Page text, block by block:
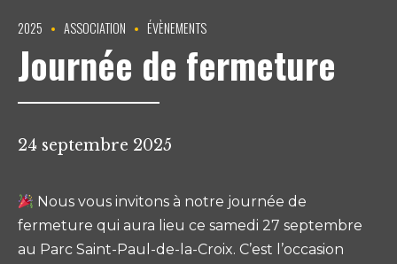
2025 ASSOCIATION ÉVÈNEMENTS
Journée de fermeture
24 septembre 2025
Nous vous invitons à notre journée de
fermeture qui aura lieu ce samedi 27 septembre
au Parc Saint-Paul-de-la-Croix. C’est l’occasion